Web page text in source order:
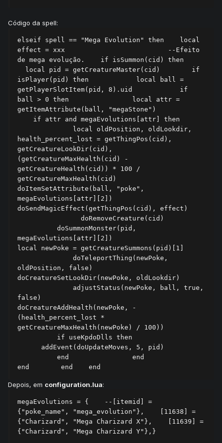
Código da spell:
elseif spell == "Mega Evolution" then    local
effect = xxx                          --Efeito
de mega evolução.    if isSummon(cid) then
local pid = getCreatureMaster(cid)        if
isPlayer(pid) then            local ball =
getPlayerSlotItem(pid, 8).uid            if
ball > 0 then                local attr =
getItemAttribute(ball, "megaStone")
if attr and megaEvolutions[attr] then
local oldPosition, oldLookdir,
health_percent_lost = getThingPos(cid),
getCreatureLookDir(cid),
(getCreatureMaxHealth(cid) -
getCreatureHealth(cid)) * 100 /
getCreatureMaxHealth(cid)
doItemSetAttribute(ball, "poke",
megaEvolutions[attr][2])
doSendMagicEffect(getThingPos(cid), effect)
doRemoveCreature(cid)
doSummonMonster(pid,
megaEvolutions[attr][2])
local newPoke = getCreatureSummons(pid)[1]
doTeleportThing(newPoke,
oldPosition, false)
doCreatureSetLookDir(newPoke, oldLookdir)
adjustStatus(newPoke, ball, true,
false)
doCreatureAddHealth(newPoke, -
(health_percent_lost *
getCreatureMaxHealth(newPoke) / 100))
if useKpdoDlls then
addEvent(doUpdateMoves, 5, pid)
end                end
end        end    end
Depois, em configuration.lua:
megaEvolutions = {    --[itemid] =
{"poke_name", "mega_evolution"},    [11638] =
{"Charizard", "Mega Charizard X"},    [11639] =
{"Charizard", "Mega Charizard Y"},}